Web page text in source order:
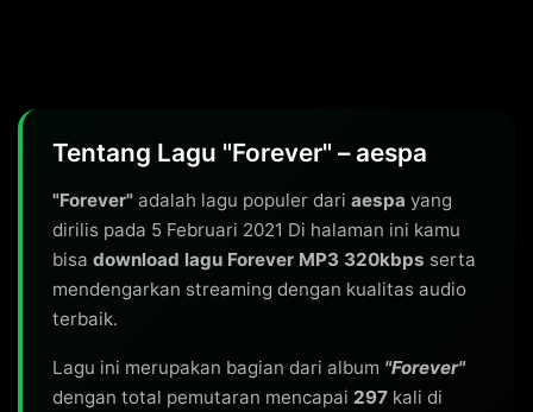
Tentang Lagu "Forever" – aespa
"Forever" adalah lagu populer dari aespa yang
dirilis pada 5 Februari 2021 Di halaman ini kamu
bisa download lagu Forever MP3 320kbps serta
mendengarkan streaming dengan kualitas audio
terbaik.
Lagu ini merupakan bagian dari album "Forever"
dengan total pemutaran mencapai 297 kali di